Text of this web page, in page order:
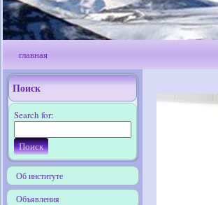
главная
Поиск
Search for:
Об институте
Объявления